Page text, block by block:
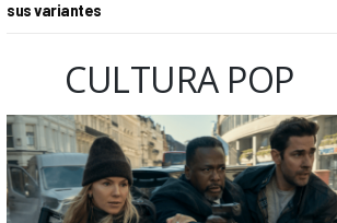
sus variantes
CULTURA POP